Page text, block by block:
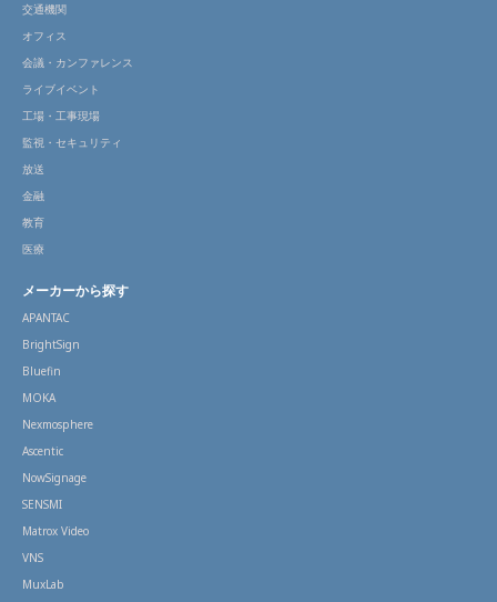
交通機関
オフィス
会議・カンファレンス
ライブイベント
工場・工事現場
監視・セキュリティ
放送
金融
教育
医療
メーカーから探す
APANTAC
BrightSign
Bluefin
MOKA
Nexmosphere
Ascentic
NowSignage
SENSMI
Matrox Video
VNS
MuxLab